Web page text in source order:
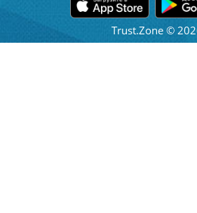
Trust.Zone ©